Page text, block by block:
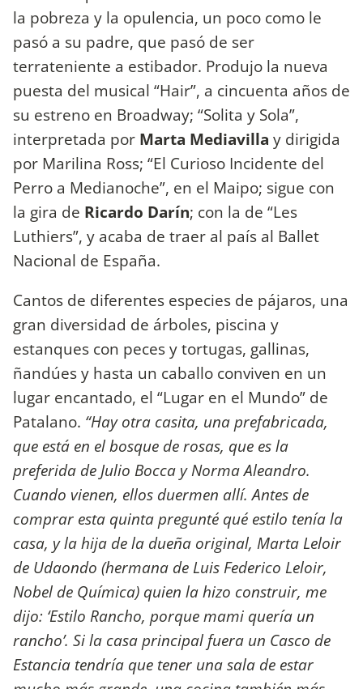
la pobreza y la opulencia, un poco como le
pasó a su padre, que pasó de ser
terrateniente a estibador. Produjo la nueva
puesta del musical “Hair”, a cincuenta años de
su estreno en Broadway; “Solita y Sola”,
interpretada por Marta Mediavilla y dirigida
por Marilina Ross; “El Curioso Incidente del
Perro a Medianoche”, en el Maipo; sigue con
la gira de Ricardo Darín; con la de “Les
Luthiers”, y acaba de traer al país al Ballet
Nacional de España.
Cantos de diferentes especies de pájaros, una
gran diversidad de árboles, piscina y
estanques con peces y tortugas, gallinas,
ñandúes y hasta un caballo conviven en un
lugar encantado, el “Lugar en el Mundo” de
Patalano. “Hay otra casita, una prefabricada,
que está en el bosque de rosas, que es la
preferida de Julio Bocca y Norma Aleandro.
Cuando vienen, ellos duermen allí. Antes de
comprar esta quinta pregunté qué estilo tenía la
casa, y la hija de la dueña original, Marta Leloir
de Udaondo (hermana de Luis Federico Leloir,
Nobel de Química) quien la hizo construir, me
dijo: ‘Estilo Rancho, porque mami quería un
rancho’. Si la casa principal fuera un Casco de
Estancia tendría que tener una sala de estar